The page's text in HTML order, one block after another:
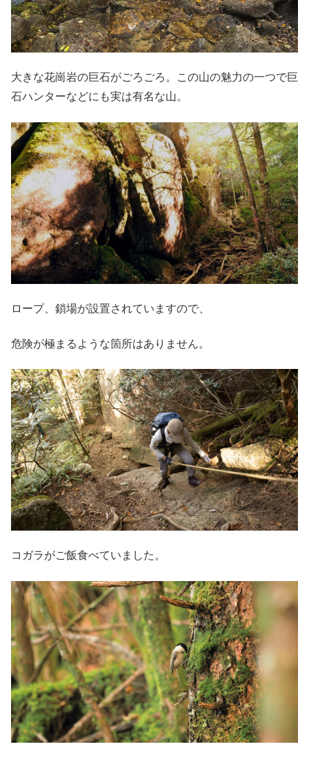
大きな花崗岩の巨石がごろごろ。この山の魅力の一つで巨
石ハンターなどにも実は有名な山。
ロープ、鎖場が設置されていますので、
危険が極まるような箇所はありません。
コガラがご飯食べていました。